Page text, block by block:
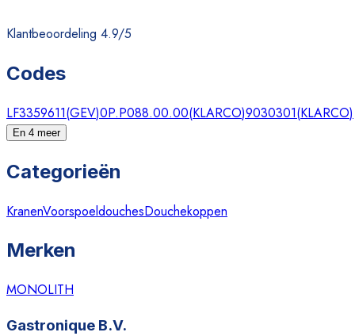
Klantbeoordeling 4.9/5
Codes
LF3359611(GEV)0P.P088.00.00(KLARCO)9030301(KLARCO)
En 4 meer
Categorieën
KranenVoorspoeldouchesDouchekoppen
Merken
MONOLITH
Gastronique B.V.